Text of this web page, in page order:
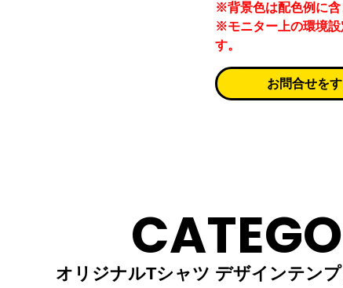
※背景色は配色例に含
※モニター上の環境設
す。
お問合せを
オリジナルTシャツ デザインテン